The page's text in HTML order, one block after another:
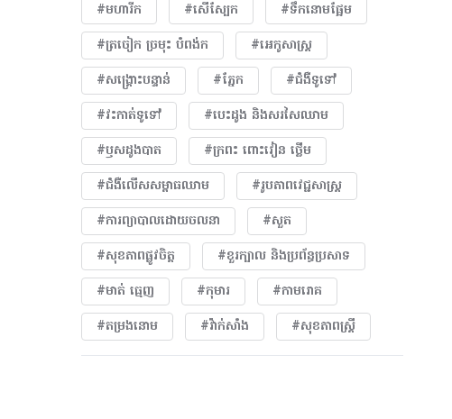
#មហារីក​
#សើស្បែក
#ទឹកនោមផ្អែម
#ត្រចៀក ច្រមុះ បំពង់ក
#អេកូសាស្រ្ត
#សង្គ្រោះបន្ទាន់
#ភ្នែក​
#ជំងឺទូទៅ
#វះកាត់ទូទៅ
#បេះដូង​ និងសរសៃឈាម
#ឫសដូងបាត
#ក្រពះ ពោះវៀន ថ្លើម
#ជំងឺលើសសម្ពាធឈាម
#​រូបភាពវេជ្ជសាស្រ្ត
#ការព្យាបាលដោយ​ចលនា
#សួត
#សុខភាពផ្លូវចិត្ត
#ខួរក្បាល និងប្រព័ន្ធប្រសាទ
#មាត់ ធ្មេញ
#កុមារ
#កាមរោគ
#តម្រងនោម
#វ៉ាក់សាំង #សុខភាពស្រ្តី